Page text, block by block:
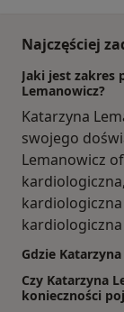
Najczęściej
Jaki jest zakres
Lemanowicz?
Katarzyna
swojego
Lemanowicz
kardiologiczna
kardiologiczna
Gdzie
Czy Katarzyna
konieczności